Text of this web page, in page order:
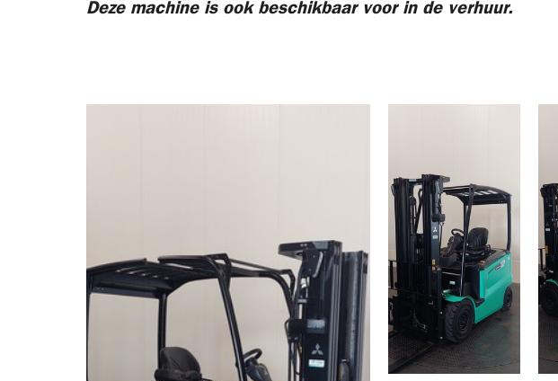
Deze machine is ook beschikbaar voor in de verhuur.